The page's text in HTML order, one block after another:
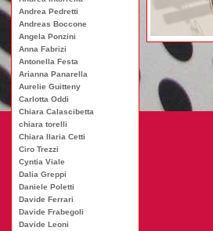
Andrea Pedretti
Andreas Boccone
Angela Ponzini
Anna Fabrizi
Antonella Festa
Arianna Panarella
Aurelie Guitteny
Carlotta Oddi
Chiara Calascibetta
chiara torelli
Chiara Ilaria Cetti
Ciro Trezzi
Cyntia Viale
Dalia Greppi
Daniele Poletti
Davide Ferrari
Davide Frabegoli
Davide Leoni